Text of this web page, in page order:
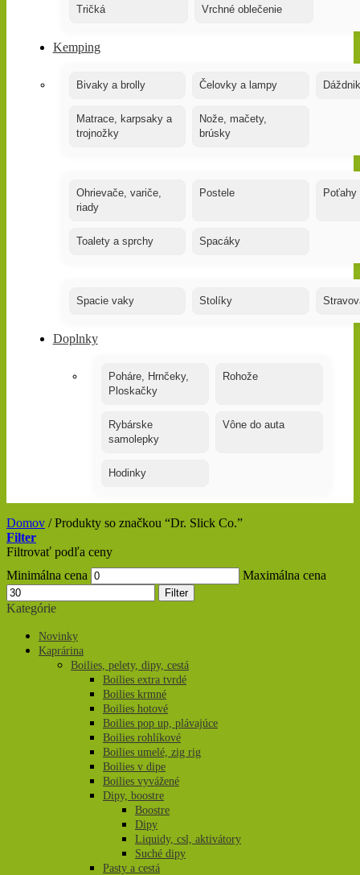
Tričká Vrchné oblečenie
Kemping
Bivaky a brolly Čelovky a lampy
Matrace, karpsaky a
trojnožky
Nože, mačety,
brúsky
Ohrievače, variče,
riady
Postele Poťahy
Toalety a sprchy Spacáky
Spacie vaky Stolíky
Doplnky
Poháre, Hrnčeky,
Ploskačky
Rohože
Rybárske
samolepky
Vône do auta
Hodinky
Domov /Produkty so značkou “Dr. Slick Co.”
Filter
Filtrovať podľa ceny
Minimálna cena
Maximálna cena
Filter
Kategórie
Novinky
Kaprárina
Boilies, pelety, dipy, cestá
Boilies extra tvrdé
Boilies krmné
Boilies hotové
Boilies pop up, plávajúce
Boilies rohlíkové
Boilies umelé, zig rig
Boilies v dipe
Boilies vyvážené
Dipy, boostre
Boostre
Dipy
Liquidy, csl, aktivátory
Suché dipy
Pasty a cestá